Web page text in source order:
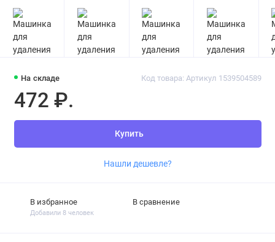
На складе Код товара: Артикул 1539504589
472 ₽.
Купить
Нашли дешевле?
В избранное
Добавили 8 человек
В сравнение